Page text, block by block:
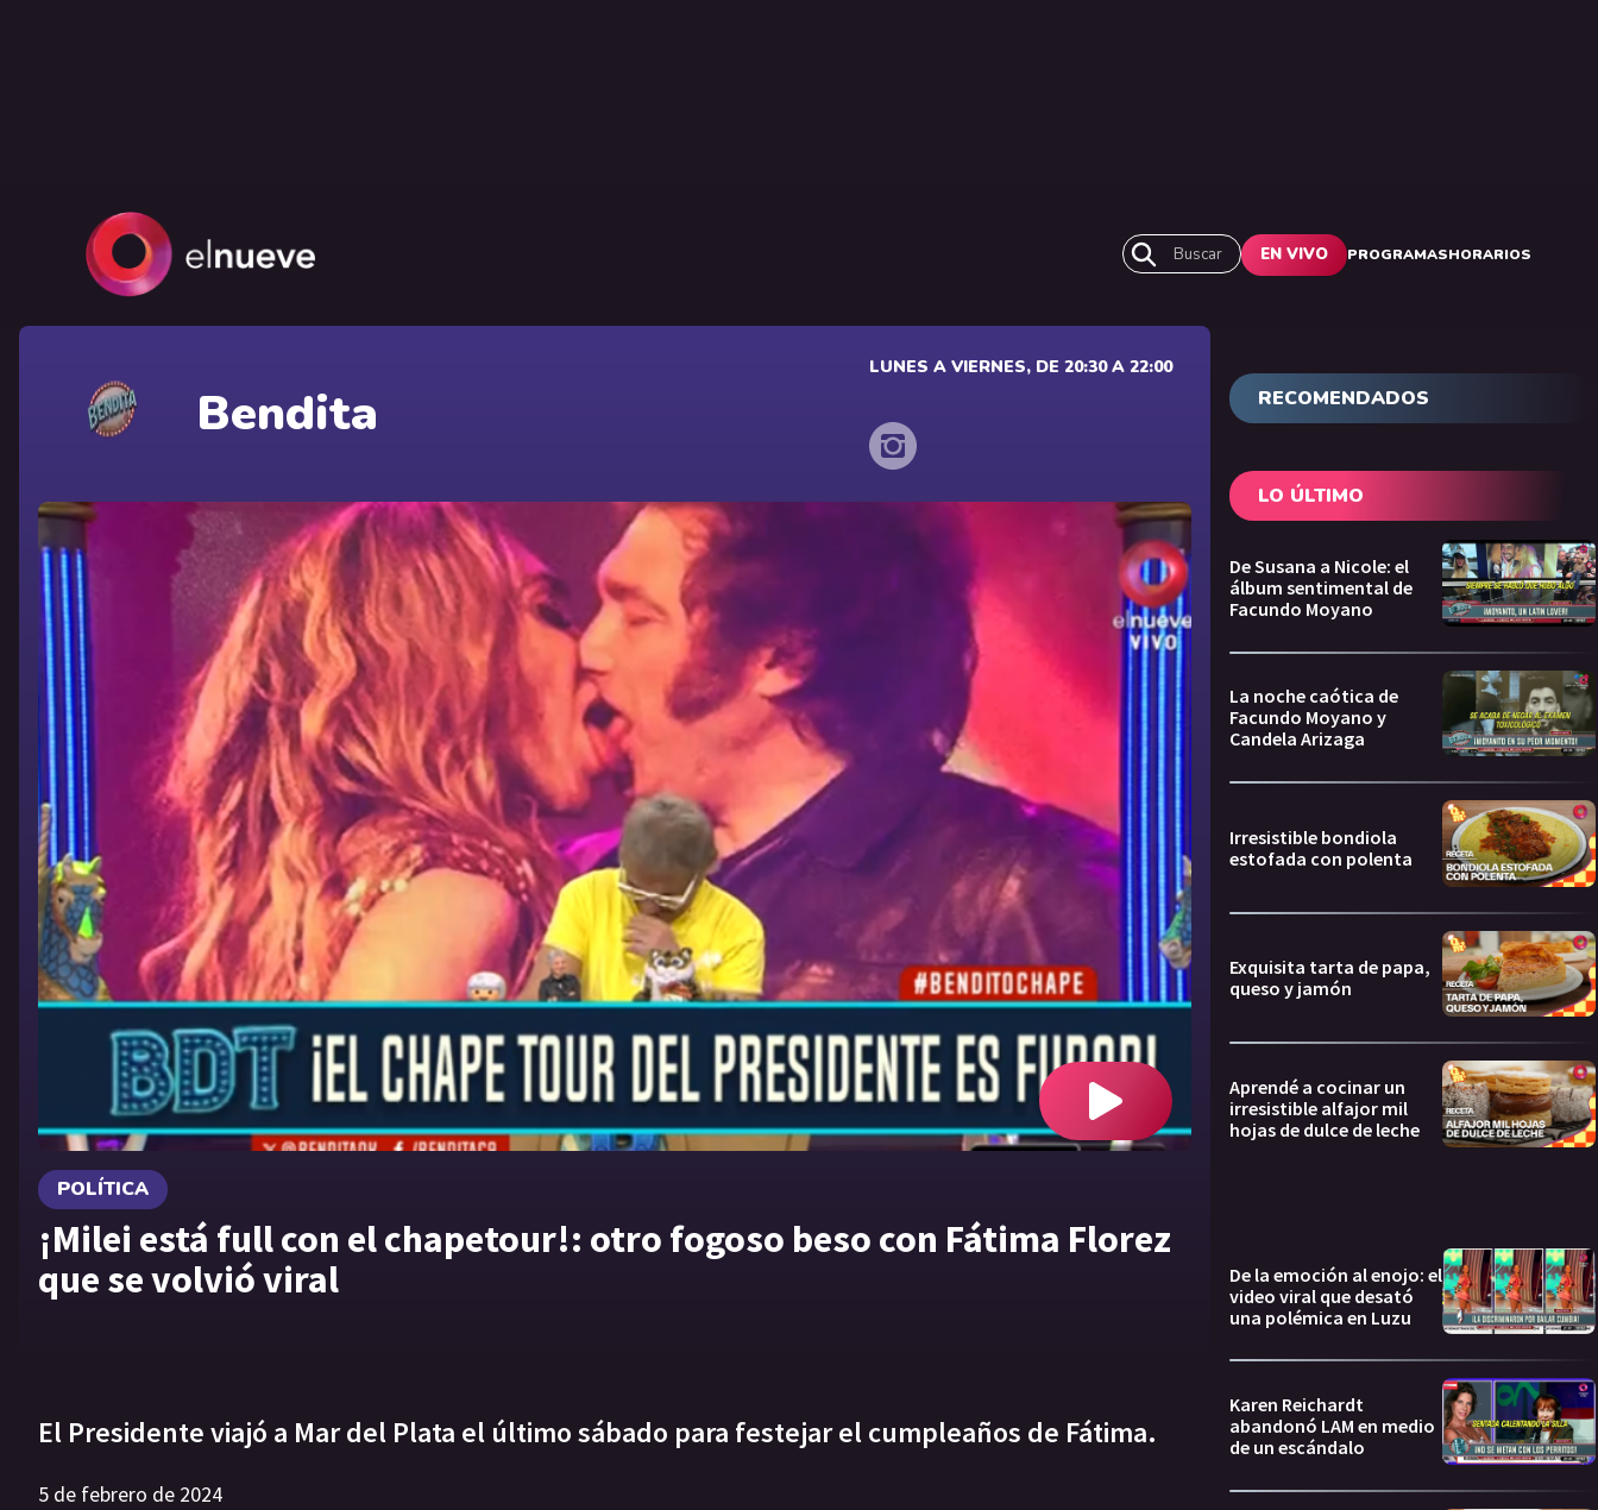
Buscar EN VIVO PROGRAMASHORARIOS
Bendita
LUNES A VIERNES, DE 20:30 A 22:00
POLÍTICA
¡Milei está full con el chapetour!: otro fogoso beso con Fátima Florez
que se volvió viral
El Presidente viajó a Mar del Plata el último sábado para festejar el cumpleaños de Fátima.
5 de febrero de 2024
RECOMENDADOS
LO ÚLTIMO
De Susana a Nicole: el
álbum sentimental de
Facundo Moyano
La noche caótica de
Facundo Moyano y
Candela Arizaga
Irresistible bondiola
estofada con polenta
Exquisita tarta de papa,
queso y jamón
Aprendé a cocinar un
irresistible alfajor mil
hojas de dulce de leche
De la emoción al enojo: el
video viral que desató
una polémica en Luzu
Karen Reichardt
abandonó LAM en medio
de un escándalo